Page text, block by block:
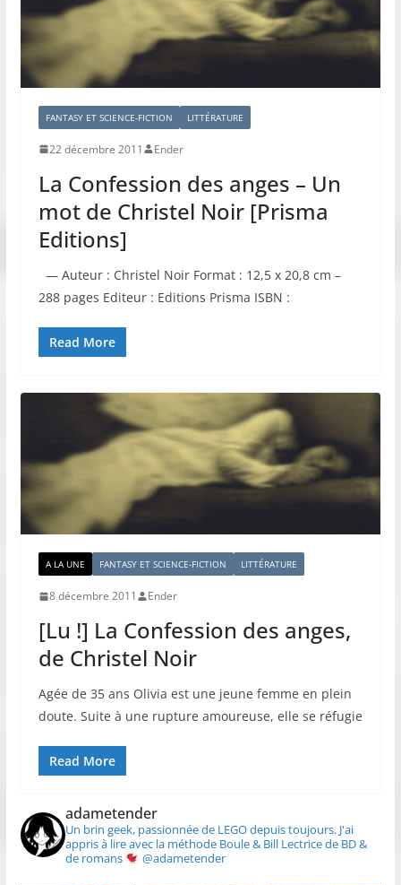
FANTASY ET SCIENCE-FICTION LITTÉRATURE
22 décembre 2011 Ender
La Confession des anges – Un
mot de Christel Noir [Prisma
Editions]
— Auteur : Christel Noir Format : 12,5 x 20,8 cm –
288 pages Editeur : Editions Prisma ISBN :
Read More
A LA UNE FANTASY ET SCIENCE-FICTION LITTÉRATURE
8 décembre 2011 Ender
[Lu !] La Confession des anges,
de Christel Noir
Agée de 35 ans Olivia est une jeune femme en plein
doute. Suite à une rupture amoureuse, elle se réfugie
Read More
adametender
Un brin geek, passionnée de LEGO depuis toujours.J'ai
appris à lire avec la méthode Boule & Bill Lectrice de BD &
de romans
@adametender